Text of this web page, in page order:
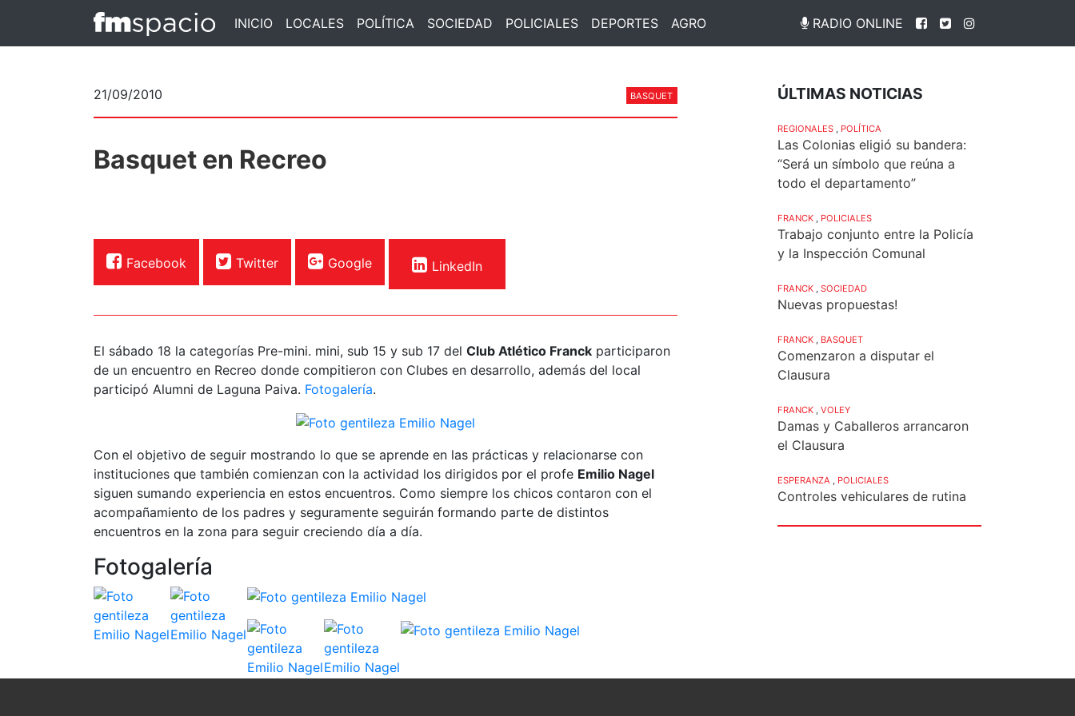
INICIO LOCALES POLÍTICA SOCIEDAD POLICIALES DEPORTES AGRO RADIO ONLINE
21/09/2010 BASQUET
Basquet en Recreo
Facebook Twitter Google LinkedIn
El sábado 18 la categorías Pre-mini. mini, sub 15 y sub 17 del Club Atlético Franck participaron
de un encuentro en Recreo donde compitieron con Clubes en desarrollo, además del local
participó Alumni de Laguna Paiva. Fotogalería.
Con el objetivo de seguir mostrando lo que se aprende en las prácticas y relacionarse con
instituciones que también comienzan con la actividad los dirigidos por el profe Emilio Nagel
siguen sumando experiencia en estos encuentros. Como siempre los chicos contaron con el
acompañamiento de los padres y seguramente seguirán formando parte de distintos
encuentros en la zona para seguir creciendo día a día.
Fotogalería
ÚLTIMAS NOTICIAS
REGIONALES POLÍTICA
Las Colonias eligió su bandera:
“Será un símbolo que reúna a
todo el departamento”
FRANCK POLICIALES
Trabajo conjunto entre la Policía
y la Inspección Comunal
FRANCK SOCIEDAD
Nuevas propuestas!
FRANCK BASQUET
Comenzaron a disputar el
Clausura
FRANCK VOLEY
Damas y Caballeros arrancaron
el Clausura
ESPERANZA POLICIALES
Controles vehiculares de rutina